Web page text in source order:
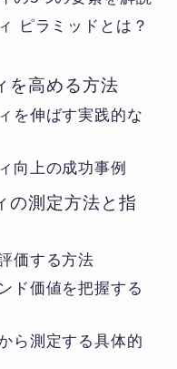
ピラミッドとは？
を高める方法
を伸ばす実践的な
向上の成功事例
の測定方法と指
価する方法
ド価値を把握する
ら測定する具体的